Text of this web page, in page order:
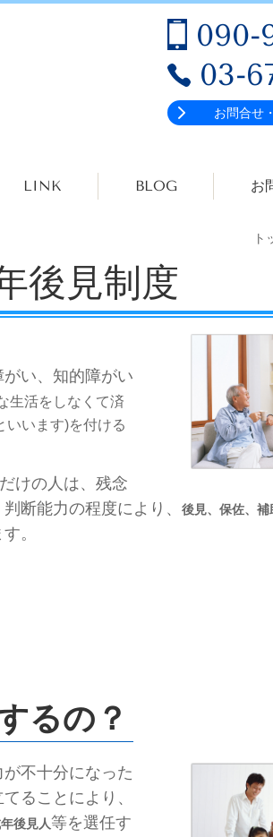
090-
03-
お問合せ
LINK BLOG お
ト
後見制度
い、知的障がい
生活をしなくて済
いいます)を付ける
けの人は、残念
判断能力の程度により、 後見、保佐、補
。
るの？
不十分になった
ることにより、
後見人等を選任す